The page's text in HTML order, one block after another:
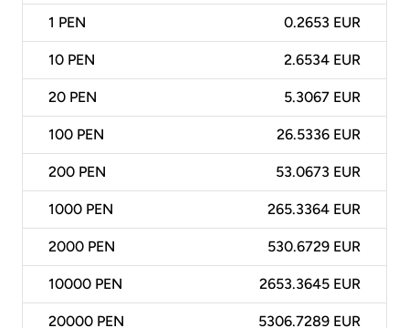
1 PEN 0.2653 EUR
10 PEN 2.6534 EUR
20 PEN 5.3067 EUR
100 PEN 26.5336 EUR
200 PEN 53.0673 EUR
1000 PEN 265.3364 EUR
2000 PEN 530.6729 EUR
10000 PEN 2653.3645 EUR
20000 PEN 5306.7289 EUR